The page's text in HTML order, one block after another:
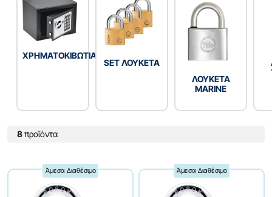
ΧΡΗΜΑΤΟΚΙΒΩΤΙΑ
SET ΛΟΥΚΕΤΑ
ΛΟΥΚΕΤΑ
MARINE
8προϊόντα
Άμεσα Διαθέσιμο Άμεσα Διαθέσιμο